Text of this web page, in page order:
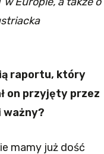
raportu, który
on przyjęty przez
ważny?
mamy już dość